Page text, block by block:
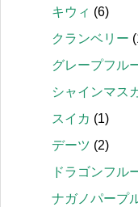
キウィ (6)
クランベリー
グレープフル
シャインマス
スイカ (1)
デーツ (2)
ドラゴンフル
ナガノパープ